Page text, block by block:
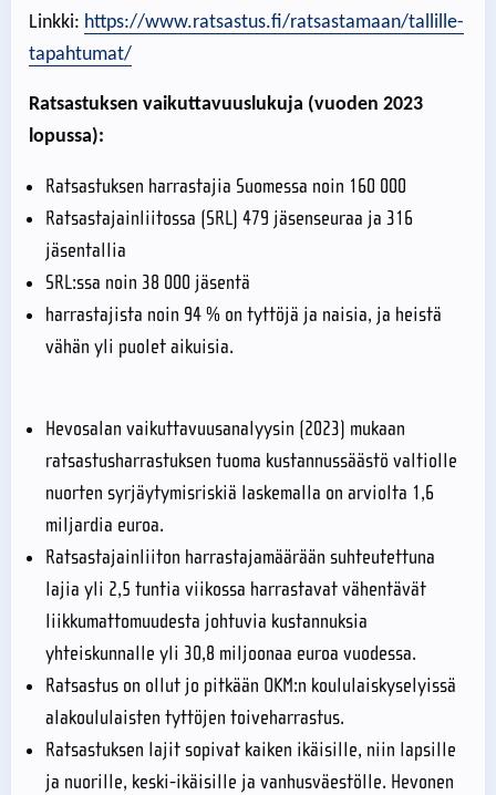
Linkki: https://www.ratsastus.fi/ratsastamaan/tallille-
tapahtumat/
Ratsastuksen vaikuttavuuslukuja (vuoden 2023
lopussa):
Ratsastuksen harrastajia Suomessa noin 160 000
Ratsastajainliitossa (SRL) 479 jäsenseuraa ja 316
jäsentallia
SRL:ssa noin 38 000 jäsentä
harrastajista noin 94 % on tyttöjä ja naisia, ja heistä
vähän yli puolet aikuisia.
Hevosalan vaikuttavuusanalyysin (2023) mukaan
ratsastusharrastuksen tuoma kustannussäästö valtiolle
nuorten syrjäytymisriskiä laskemalla on arviolta 1,6
miljardia euroa.
Ratsastajainliiton harrastajamäärään suhteutettuna
lajia yli 2,5 tuntia viikossa harrastavat vähentävät
liikkumattomuudesta johtuvia kustannuksia
yhteiskunnalle yli 30,8 miljoonaa euroa vuodessa.
Ratsastus on ollut jo pitkään OKM:n koululaiskyselyissä
alakoululaisten tyttöjen toiveharrastus.
Ratsastuksen lajit sopivat kaiken ikäisille, niin lapsille
ja nuorille, keski-ikäisille ja vanhusväestölle. Hevonen